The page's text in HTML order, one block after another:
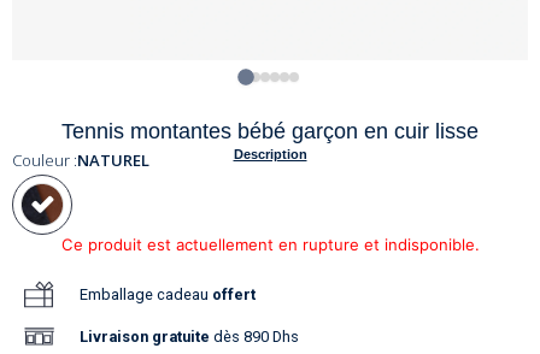
Tennis montantes bébé garçon en cuir lisse
Description
Couleur :NATUREL
Ce produit est actuellement en rupture et indisponible.
Emballage cadeau offert
Livraison gratuite dès 890 Dhs